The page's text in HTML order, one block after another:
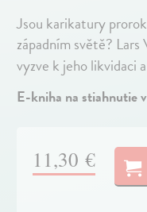
Jsou karikatury
západním světě?
vyzve k jeho likvidaci
E-kniha na stiahnutie
11,30 €